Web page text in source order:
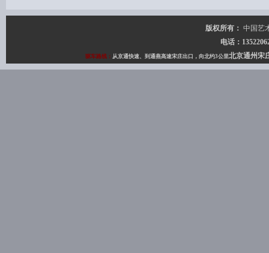
版权所有： 中国艺
电话：
驱车路线： 从京通快速、到通燕高速宋庄出口，向北约3公里北京通州宋